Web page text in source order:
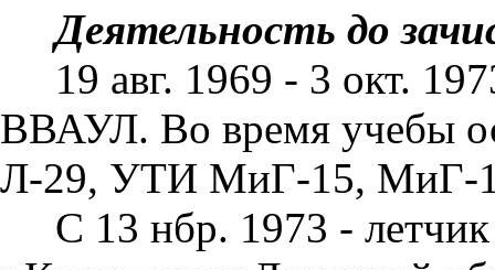
Деятельность до
19 авг. 1969 - 3 окт.
ВВАУЛ. Во вре­мя учебы
Л-29, УТИ МиГ-15, МиГ-
С 13 нбр. 1973 -